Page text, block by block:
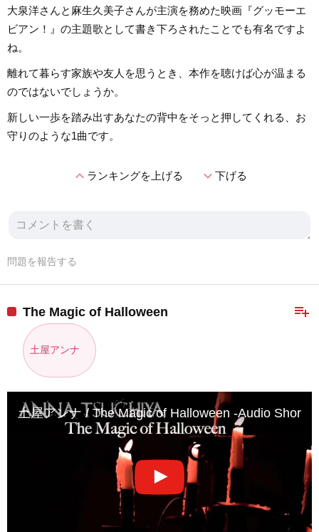
大泉洋さんと麻生久美子さんが主演を務めた映画『グッモーエ
ビアン！』の主題歌として書き下ろされたことでも有名ですよ
ね。
離れて暮らす家族や友人を思うとき、本作を聴けば心が温まる
のではないでしょうか。
新しい一歩を踏み出すあなたの背中をそっと押してくれる、お
守りのような1曲です。
expand_lessランキングを上げる expand_more下げる
問題を報告する
playlist_add
The Magic of Halloween
土屋アンナ
土屋アンナ / The Magic of Halloween -Audio Short